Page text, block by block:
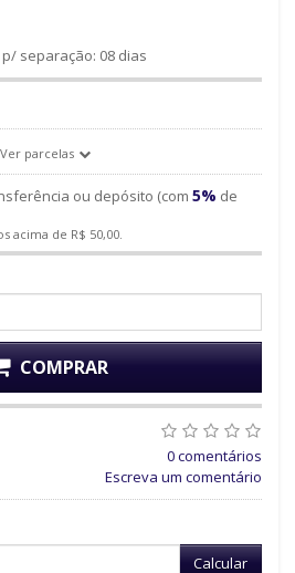
separação: 08 dias
Ver parcelas
ou depósito (com 5% de
acima de R$ 50,00.
COMPRAR
0 comentários
Escreva um comentário
Calcular